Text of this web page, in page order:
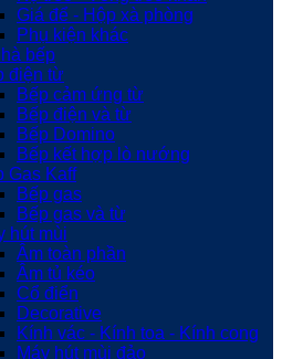
Giá để - Hộp xà phòng
Phụ kiện khác
bếp
điện từ
Bếp cảm ứng từ
Bếp điện và từ
Bếp Domino
Bếp kết hợp lò nướng
Gas Kaff
Bếp gas
Bếp gas và từ
hút mùi
Âm toàn phần
Âm tủ kéo
Cổ điển
Decorative
Kính vác - Kính toa - Kính cong
Máy hút mùi đảo